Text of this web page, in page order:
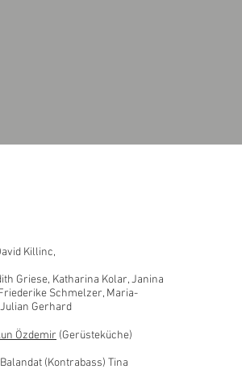
Killinc,
Griese, Katharina Kolar, Janina
Schmelzer, Maria-
Gerhard
Özdemir (Gerüsteküche)
(Kontrabass) Tina